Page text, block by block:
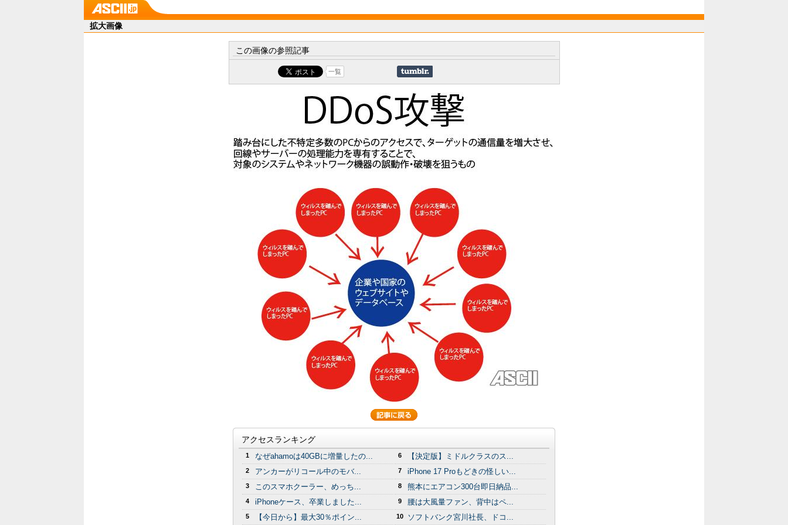
拡大画像
この画像の参照記事
一覧
アクセスランキング
1 なぜahamoは40GBに増量したの...
2 アンカーがリコール中のモバ...
3 このスマホクーラー、めっち...
4 iPhoneケース、卒業しました...
5 【今日から】最大30％ポイン...
6 【決定版】ミドルクラスのス...
7 iPhone 17 Proもどきの怪しい...
8 熊本にエアコン300台即日納品...
9 腰は大風量ファン、背中はペ...
10 ソフトバンク宮川社長、ドコ...